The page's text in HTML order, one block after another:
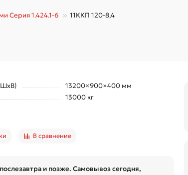
Серия 1.424.1-6 11ККП 120-8,4
13200×900×400 мм
13000 кг
В сравнение
и позже. Самовывоз сегодня,